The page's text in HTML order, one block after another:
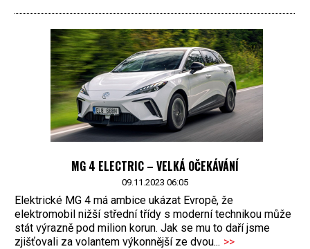
MG 4 ELECTRIC – VELKÁ OČEKÁVÁNÍ
09.11.2023 06:05
Elektrické MG 4 má ambice ukázat Evropě, že
elektromobil nižší střední třídy s moderní technikou může
stát výrazně pod milion korun. Jak se mu to daří jsme
zjišťovali za volantem výkonnější ze dvou... >>